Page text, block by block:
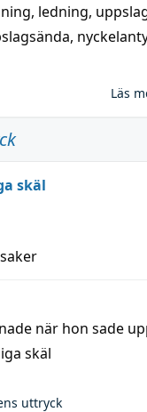
, ledning,
,
Läs
skäl
när hon sade
skäl
uttryck